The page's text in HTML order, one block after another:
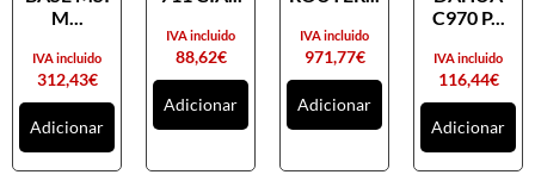
M...
312,43€
IVA incluido
Adicionar
88,62€
IVA incluido
Adicionar
971,77€
IVA incluido
Adicionar
C970 P...
116,44€
IVA incluido
Adicionar